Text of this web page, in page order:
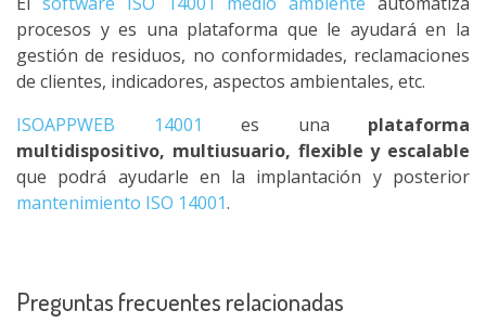
procesos y es una plataforma que le ayudará en la
gestión de residuos, no conformidades, reclamaciones
de clientes, indicadores, aspectos ambientales, etc.
ISOAPPWEB 14001
es una plataforma
multidispositivo, multiusuario, flexible y escalable
que podrá ayudarle en la implantación y posterior
mantenimiento ISO 14001.
Preguntas frecuentes relacionadas